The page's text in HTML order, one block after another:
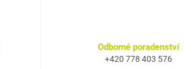
Odborné poradenství
+420 778 403 576